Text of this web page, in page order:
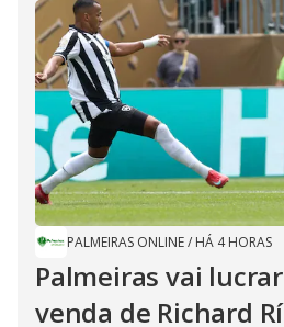
PALMEIRAS ONLINE/ HÁ 4 HORAS
Palmeiras vai
venda de Richard